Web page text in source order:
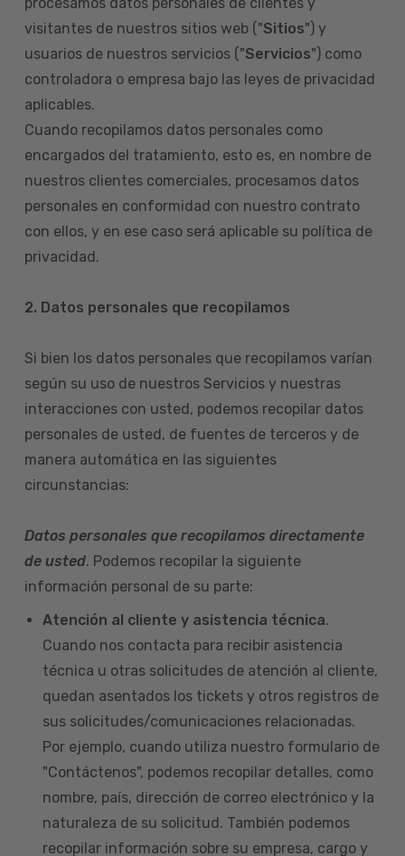
visitantes de nuestros sitios web ("Sitios") y
usuarios de nuestros servicios ("Servicios") como
controladora o empresa bajo las leyes de privacidad
aplicables.
Cuando recopilamos datos personales como
encargados del tratamiento, esto es, en nombre de
nuestros clientes comerciales, procesamos datos
personales en conformidad con nuestro contrato
con ellos, y en ese caso será aplicable su política de
privacidad.
2. Datos personales que recopilamos
Si bien los datos personales que recopilamos varían
según su uso de nuestros Servicios y nuestras
interacciones con usted, podemos recopilar datos
personales de usted, de fuentes de terceros y de
manera automática en las siguientes
circunstancias:
Datos personales que recopilamos directamente
de usted. Podemos recopilar la siguiente
información personal de su parte:
Atención al cliente y asistencia técnica.
Cuando nos contacta para recibir asistencia
técnica u otras solicitudes de atención al cliente,
quedan asentados los tickets y otros registros de
sus solicitudes/comunicaciones relacionadas.
Por ejemplo, cuando utiliza nuestro formulario de
"Contáctenos", podemos recopilar detalles, como
nombre, país, dirección de correo electrónico y la
naturaleza de su solicitud. También podemos
recopilar información sobre su empresa, cargo y